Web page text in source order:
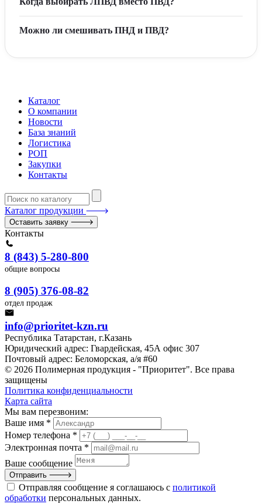
Можно ли смешивать ПНД и ПВД?
Каталог
О компании
Новости
База знаний
Логистика
РОП
Закупки
Контакты
Каталог продукции
Оставить заявку
Контакты
8 (843) 5-280-800
общие вопросы
8 (905) 376-08-82
отдел продаж
info@prioritet-kzn.ru
Республика Татарстан, г.Казань
Юридический адрес: Гвардейская, 45А офис 307
Почтовый адрес: Беломорская, а/я #60
© 2026 Полимерная продукция - "Приоритет". Все права
защищены
Политика конфиденциальности
Карта сайта
Мы вам перезвоним:
Ваше имя *
Номер телефона *
Электронная почта *
Ваше сообщение
Отправить
Отправляя сообщение я соглашаюсь с политикой
обработки персональных данных.